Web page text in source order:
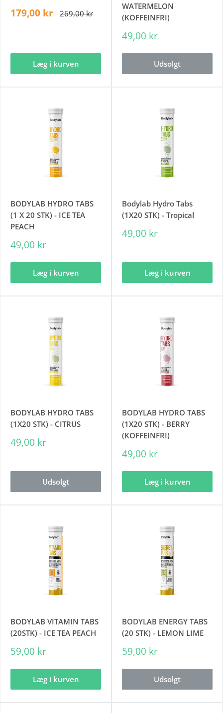
179,00 kr 269,00 kr
Læg i kurven
WATERMELON
(KOFFEINFRI)
49,00 kr
Udsolgt
BODYLAB HYDRO TABS
(1 X 20 STK) - ICE TEA
PEACH
49,00 kr
Læg i kurven
Bodylab Hydro Tabs
(1X20 STK) - Tropical
49,00 kr
Læg i kurven
BODYLAB HYDRO TABS
(1X20 STK) - CITRUS
49,00 kr
Udsolgt
BODYLAB HYDRO TABS
(1X20 STK) - BERRY
(KOFFEINFRI)
49,00 kr
Læg i kurven
BODYLAB VITAMIN TABS
(20STK) - ICE TEA PEACH
59,00 kr
Læg i kurven
BODYLAB ENERGY TABS
(20 STK) - LEMON LIME
59,00 kr
Udsolgt